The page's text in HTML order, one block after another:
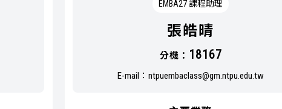
EMBA27 課程助理
張皓晴
分機： 18167
E-mail： ntpuembaclass@gm.ntpu.edu.tw